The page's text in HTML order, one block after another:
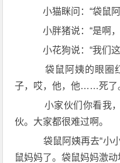
小猫眯问：“袋鼠
小胖猪说：“是啊
小花狗说：“我们
袋鼠阿姨的眼圈
子，哎，他，他……死了
小家伙们你看我
伙。大家都很难过啊。
袋鼠阿姨再去“小
鼠妈妈了。袋鼠妈妈激